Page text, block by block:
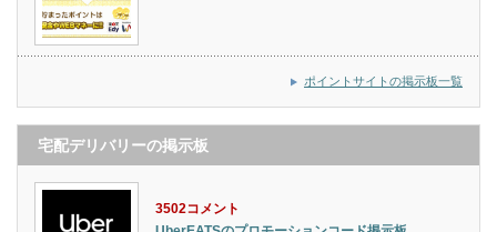
ポイントサイトの掲示板一覧
宅配デリバリーの掲示板
3502コメント